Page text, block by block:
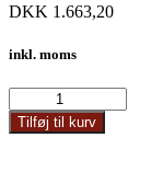
DKK 1.663,20
inkl. moms
antal
Tilføj til kurv